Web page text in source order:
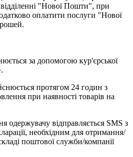
"Нової Пошти", при
оплатити послуги "Нової
за допомогою кур'єрської
протягом 24 годин з
при наявності товарів на
одержувачу відправляється SMS з
необхідним для отримання/
поштової служби/компанії